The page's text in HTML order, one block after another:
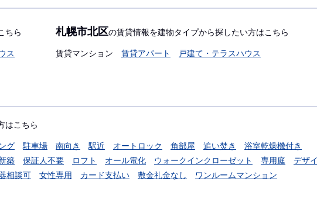
ちら
ス
札幌市北区の賃貸情報を建物タイプから探したい方はこちら
賃貸マンション 賃貸アパート 戸建て・テラスハウス
はこちら
グ 駐車場 南向き 駅近 オートロック 角部屋 追い焚き
浴室乾燥機付き
築 保証人不要 ロフト オール電化 ウォークインクローゼット 専用庭
デザ
相談可 女性専用 カード支払い 敷金礼金なし
ワンルームマンション